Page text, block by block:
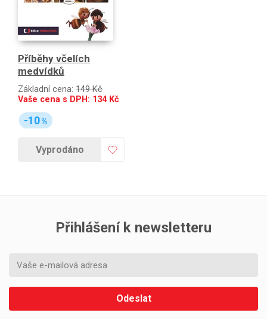
Příběhy včelích
medvídků
Základní cena: 149 Kč
Vaše cena s DPH: 134Kč
-10%
Vyprodáno
Přihlášení k newsletteru
Odeslat